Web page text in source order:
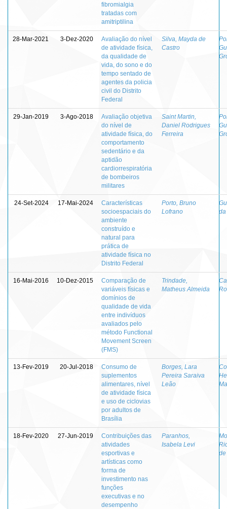
fibromialgia
tratadas com
amitriptilina
28-Mar-2021 3-Dez-2020
Avaliação do nível
de atividade física,
da qualidade de
vida, do sono e do
tempo sentado de
agentes da policia
civil do Distrito
Federal
Silva, Mayda de
Castro
29-Jan-2019 3-Ago-2018
Avaliação objetiva
do nível de
atividade física, do
comportamento
sedentário e da
aptidão
cardiorrespiratória
de bombeiros
militares
Saint Martin,
Daniel Rodrigues
Ferreira
24-Set-2024 17-Mai-2024
Características
socioespaciais do
ambiente
construído e
natural para
prática de
atividade física no
Distrito Federal
Porto, Bruno
Lofrano
da
16-Mai-2016 10-Dez-2015
Comparação de
variáveis físicas e
domínios de
qualidade de vida
entre indivíduos
avaliados pelo
método Functional
Movement Screen
(FMS)
Trindade,
Matheus Almeida
13-Fev-2019 20-Jul-2018
Consumo de
suplementos
alimentares, nível
de atividade física
e uso de ciclovias
por adultos de
Brasília
Borges, Lara
Pereira Saraiva
Leão
18-Fev-2020 27-Jun-2019
Contribuições das
atividades
esportivas e
artísticas como
forma de
investimento nas
funções
executivas e no
desempenho
Paranhos,
Isabela Levi
de